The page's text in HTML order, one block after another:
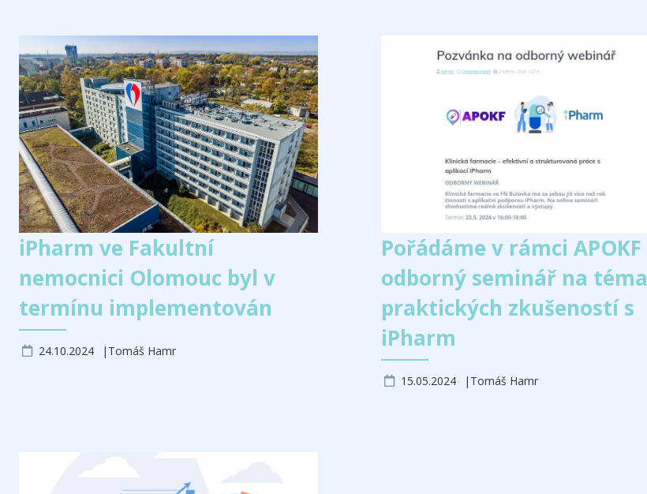
iPharm ve Fakultní
nemocnici Olomouc byl v
termínu implementován
24.10.2024 Tomáš Hamr
Pořádáme v rámci APOKF
odborný seminář na téma
praktických zkušeností s
iPharm
15.05.2024 Tomáš Hamr